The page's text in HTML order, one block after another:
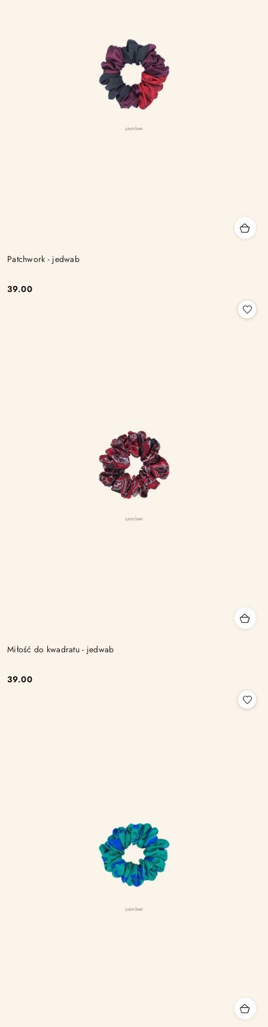
Patchwork - jedwab
Cena:
39.00
Miłość do kwadratu - jedwab
Cena:
39.00